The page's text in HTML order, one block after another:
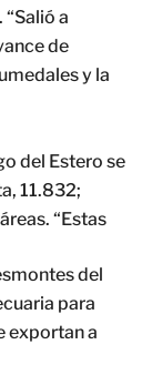
a
de
y la
del Estero se
11.832;
“Estas
del
para
exportan a